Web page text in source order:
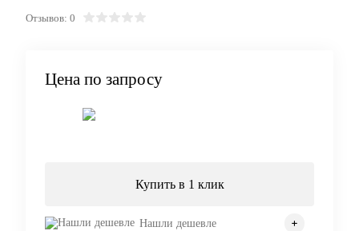
Отзывов: 0
Цена по запросу
Купить в 1 клик
Нашли дешевле